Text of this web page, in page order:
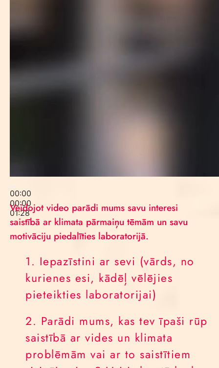
00:00
00:00
01:28
Veidojot video parādi mums savu interesi
saistībā ar klimata pārmaiņu tēmām un savu
motivāciju piedalīties laboratorijā.
1. Iepazīstini ar sevi (vārds, no
kurienes esi, kādēļ vēlējies
pieteikties laboratorijai)
2. Parādi mums, kas tev īpaši rūp
saistībā ar vides un klimata
problēmām vai ar to saistītiem